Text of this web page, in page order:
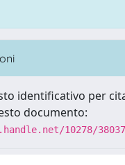
identificativo per
documento:
10278/38037